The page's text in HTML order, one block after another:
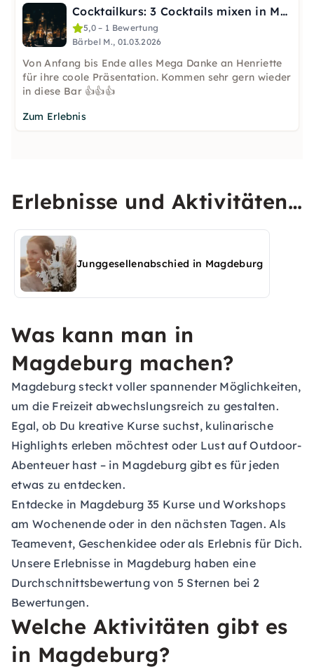
Cocktailkurs: 3 Cocktails mixen in Magdeburg
5,0 – 1 Bewertung
Bärbel M., 01.03.2026
Von Anfang bis Ende alles Mega Danke an Henriette
für ihre coole Präsentation. Kommen sehr gern wieder
in diese Bar 👍👍👍
Zum Erlebnis
Erlebnisse und Aktivitäten
in Magdeburg entdecken
Junggesellenabschied in Magdeburg
Was kann man in
Magdeburg machen?
Magdeburg steckt voller spannender Möglichkeiten,
um die Freizeit abwechslungsreich zu gestalten.
Egal, ob Du kreative Kurse suchst, kulinarische
Highlights erleben möchtest oder Lust auf Outdoor-
Abenteuer hast – in Magdeburg gibt es für jeden
etwas zu entdecken.
Entdecke in Magdeburg 35 Kurse und Workshops
am Wochenende oder in den nächsten Tagen. Als
Teamevent, Geschenkidee oder als Erlebnis für Dich.
Unsere Erlebnisse in Magdeburg haben eine
Durchschnittsbewertung von 5 Sternen bei 2
Bewertungen.
Welche Aktivitäten gibt es
in Magdeburg?